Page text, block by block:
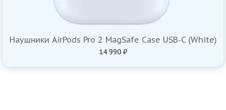
Наушники AirPods Pro 2 MagSafe Case USB-C (White)
14 990 ₽